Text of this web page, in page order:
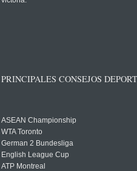
PRINCIPALES CONSEJOS
ASEAN Championship
WTA Toronto
German 2 Bundesliga
English League Cup
ATP Montreal